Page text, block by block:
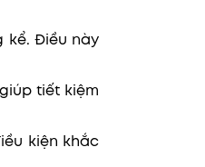
kể. Điều này
tiết kiệm
kiện khắc